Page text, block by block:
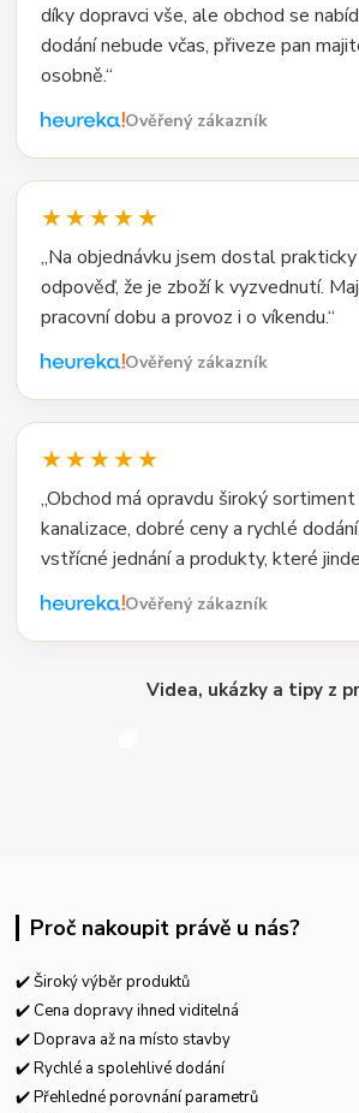
díky dopravci vše, ale obchod se
dodání nebude včas, přiveze pan
osobně.“
Ověřený zákazník
★★★★★
„Na objednávku jsem dostal
odpověď, že je zboží k vyzvednutí.
pracovní dobu a provoz i o víkendu.“
Ověřený zákazník
★★★★★
„Obchod má opravdu široký
kanalizace, dobré ceny a rychlé
vstřícné jednání a produkty, které
Ověřený zákazník
Videa, ukázky a tipy z
Proč nakoupit právě u nás?
✔️ Široký výběr produktů
✔️ Cena dopravy ihned viditelná
✔️ Doprava až na místo stavby
✔️ Rychlé a spolehlivé dodání
✔️ Přehledné porovnání parametrů